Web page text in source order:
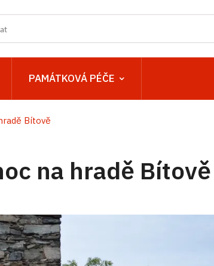
PAMÁTKOVÁ PÉČE
Bítově
na hradě Bítově